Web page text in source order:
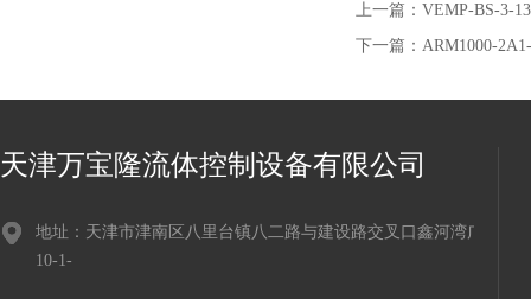
上一篇： VEMP-BS-3-
下一篇： ARM1000-
天津万宝隆流体控制设备有限公司
地址：天津市津南区八里台镇八二路与建设路交叉口鑫河湾广场
10-1-